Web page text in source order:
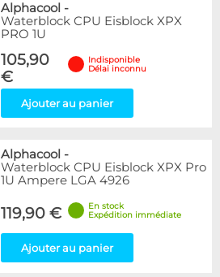
Alphacool -
Waterblock CPU Eisblock XPX
PRO 1U
105,90
€
Indisponible
Délai inconnu
Ajouter au panier
Alphacool -
Waterblock CPU Eisblock XPX Pro
1U Ampere LGA 4926
119,90 €
En stock
Expédition immédiate
Ajouter au panier